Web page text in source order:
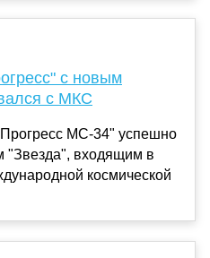
с новым
с МКС
МС-34" успешно
"Звезда", входящим в
космической